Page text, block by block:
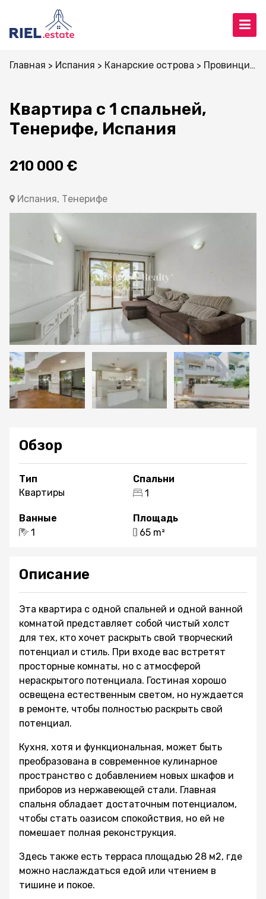
Главная Испания Канарские острова Провинция Санта-Крус-де-Тенерифе
Квартира с 1 спальней,
Тенерифе, Испания
210 000 €
Испания, Тенерифе
Обзор
Тип
Квартиры
Спальни
1
Ванные
1
Площадь
65 m²
Описание
Эта квартира с одной спальней и одной ванной
комнатой представляет собой чистый холст
для тех, кто хочет раскрыть свой творческий
потенциал и стиль. При входе вас встретят
просторные комнаты, но с атмосферой
нераскрытого потенциала. Гостиная хорошо
освещена естественным светом, но нуждается
в ремонте, чтобы полностью раскрыть свой
потенциал.
Кухня, хотя и функциональная, может быть
преобразована в современное кулинарное
пространство с добавлением новых шкафов и
приборов из нержавеющей стали. Главная
спальня обладает достаточным потенциалом,
чтобы стать оазисом спокойствия, но ей не
помешает полная реконструкция.
Здесь также есть терраса площадью 28 м2, где
можно наслаждаться едой или чтением в
тишине и покое.